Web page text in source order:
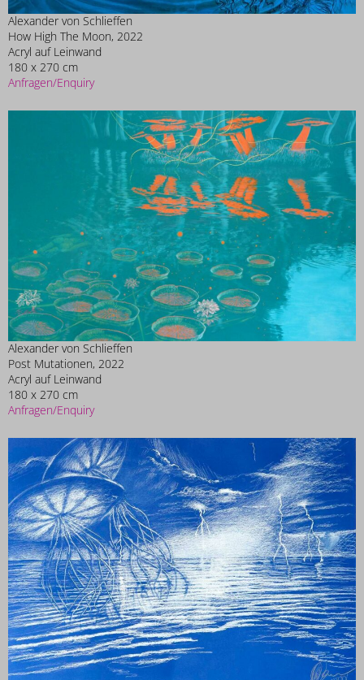
Alexander von Schlieffen
How High The Moon, 2022
Acryl auf Leinwand
180 x 270 cm
Anfragen/Enquiry
Alexander von Schlieffen
Post Mutationen, 2022
Acryl auf Leinwand
180 x 270 cm
Anfragen/Enquiry